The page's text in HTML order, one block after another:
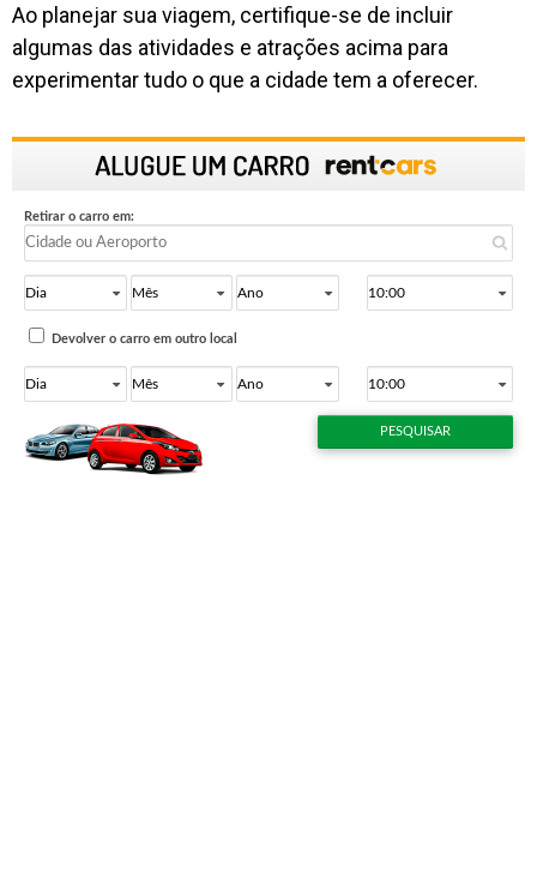
Ao planejar sua viagem, certifique-se de incluir
algumas das atividades e atrações acima para
experimentar tudo o que a cidade tem a oferecer.